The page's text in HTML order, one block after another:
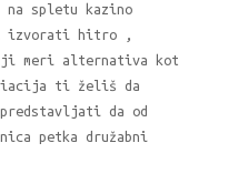
spletu kazino
izvorati hitro ,
meri alternativa kot
ti želiš da
predstavljati da od
petka družabni